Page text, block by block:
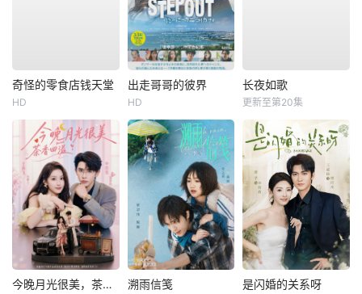
奇怪的零食店钱天堂
HD
出走哥哥的彼界
HD
长夜如歌
更新至第20集
今晚月光很美，茶香四溢 溯雨信笺 是闪婚的关系呀